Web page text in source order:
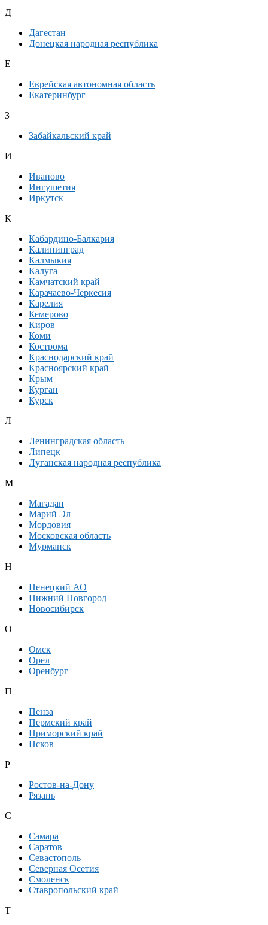
Д
Дагестан
Донецкая народная республика
Е
Еврейская автономная область
Екатеринбург
З
Забайкальский край
И
Иваново
Ингушетия
Иркутск
К
Кабардино-Балкария
Калининград
Калмыкия
Калуга
Камчатский край
Карачаево-Черкесия
Карелия
Кемерово
Киров
Коми
Кострома
Краснодарский край
Красноярский край
Крым
Курган
Курск
Л
Ленинградская область
Липецк
Луганская народная республика
М
Магадан
Марий Эл
Мордовия
Московская область
Мурманск
Н
Ненецкий АО
Нижний Новгород
Новосибирск
О
Омск
Орел
Оренбург
П
Пенза
Пермский край
Приморский край
Псков
Р
Ростов-на-Дону
Рязань
С
Самара
Саратов
Севастополь
Северная Осетия
Смоленск
Ставропольский край
Т